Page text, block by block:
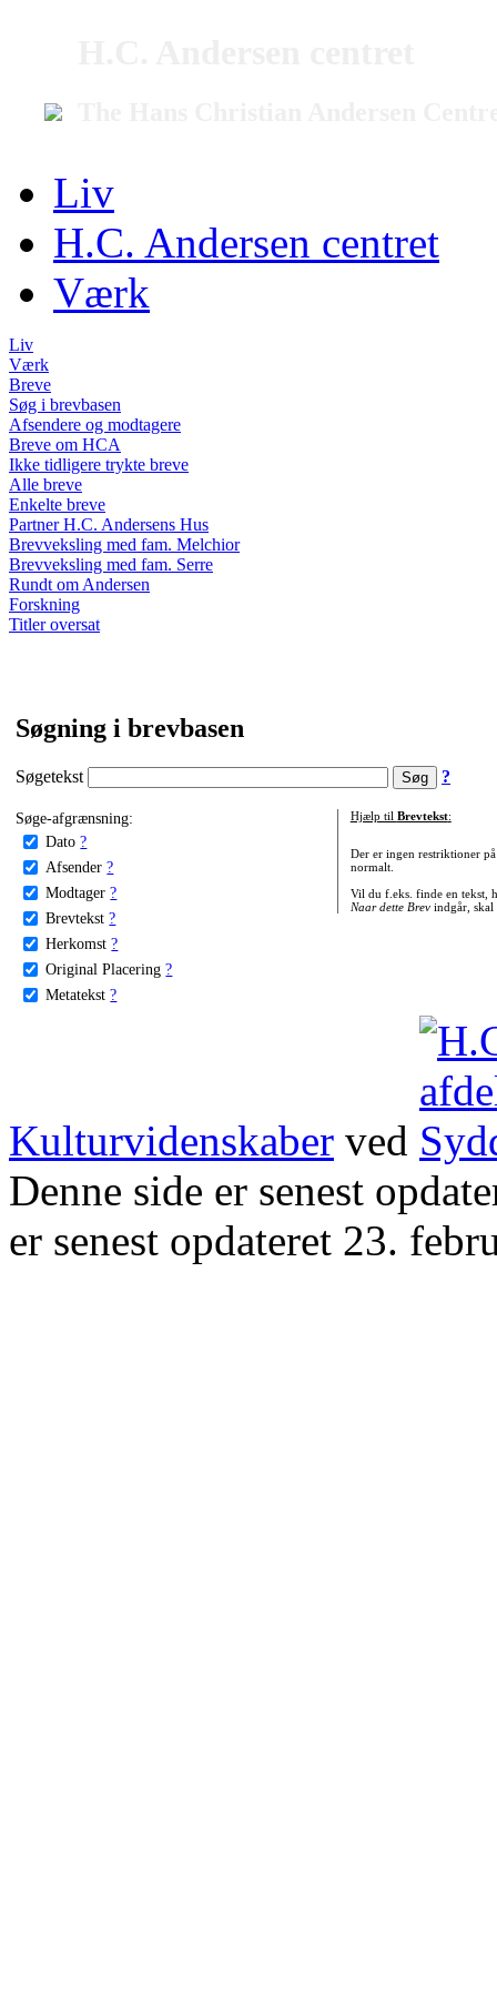
Liv
H.C. Andersen centret
Værk
Liv
Værk
Breve
Søg i brevbasen
Afsendere og modtagere
Breve om HCA
Ikke tidligere trykte breve
Alle breve
Enkelte breve
Partner H.C. Andersens Hus
Brevveksling med fam. Melchior
Brevveksling med fam. Serre
Rundt om Andersen
Forskning
Titler oversat
Søgning i brevbasen
Søgetekst ?
Søge-afgrænsning:
Dato ?
Afsender ?
Modtager ?
Brevtekst ?
Herkomst ?
Original Placering ?
Metatekst ?
Hjælp til Brevtekst:
Der er ingen restriktioner
normalt.
Vil du f.eks. finde en tekst,
Naar dette Brevindgår, skal
Kulturvidenskaber ved
Denne side er senest
er senest opdateret 23.